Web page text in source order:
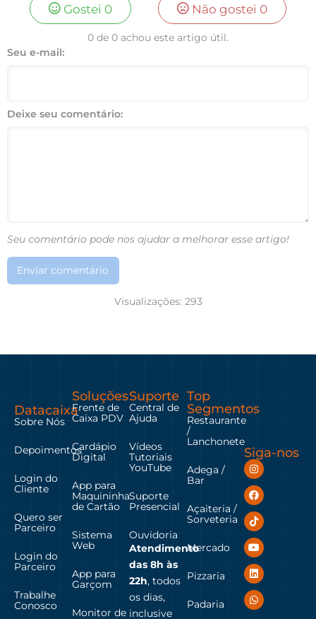
Gostei 0 Não gostei 0
0 de 0 achou este artigo útil.
Seu e-mail:
Deixe seu comentário:
Seu comentário pode nos ajudar a melhorar esse artigo!
Enviar comentário
Visualizações: 293
Datacaixa
Sobre Nós
Depoimentos
Login do
Cliente
Quero ser
Parceiro
Login do
Parceiro
Trabalhe
Conosco
Soluções
Frente de
Caixa PDV
Cardápio
Digital
App para
Maquininha
de Cartão
Sistema
Web
App para
Garçom
Monitor de
Suporte
Central de
Ajuda
Vídeos
Tutoriais
YouTube
Suporte
Presencial
Ouvidoria
Atendimento
das 8h às
22h, todos
os dias,
inclusive
Top
Segmentos
Restaurante
/
Lanchonete
Adega /
Bar
Açaiteria /
Sorveteria
Mercado
Pizzaria
Padaria
Siga-nos